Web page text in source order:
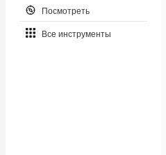
Посмотреть
Все инструменты